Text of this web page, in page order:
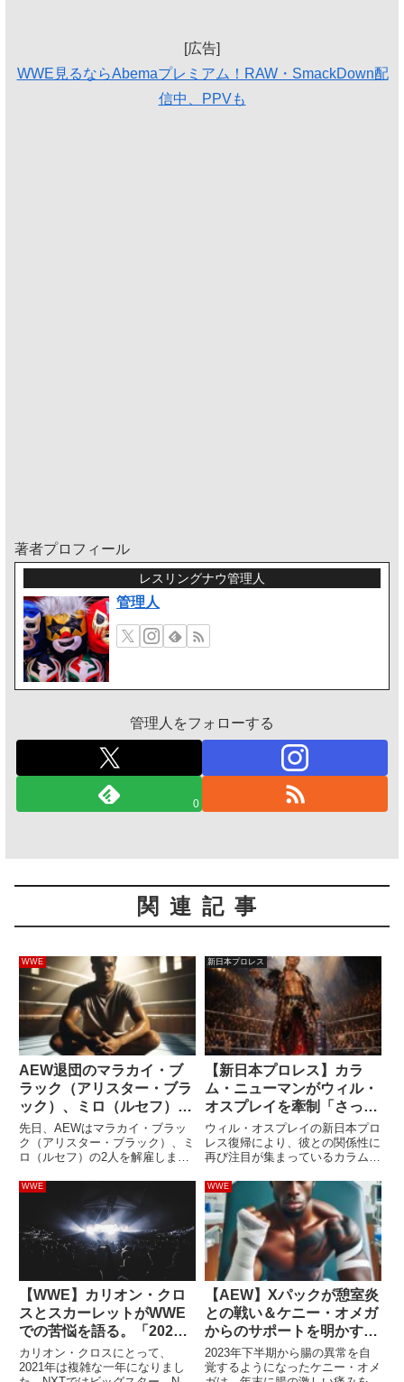
[広告]
WWE見るならAbemaプレミアム！RAW・SmackDown配
信中、PPVも
著者プロフィール
レスリングナウ管理人
管理人
管理人をフォローする
0
関連記事
WWE
AEW退団のマラカイ・ブ
ラック（アリスター・ブラ
ック）、ミロ（ルセフ）が
WWEへ移籍する可能性は
どの程度あるのか？
先日、AEWはマラカイ・ブラッ
ク（アリスター・ブラック）、ミ
ロ（ルセフ）の2人を解雇しまし
ス2人とも「WWEへ移籍するの
では？」と噂されています。レス
リング・オブザーバーのデイブ・
メルツァーは、2人ともWWEに...
新日本プロレス
【新日本プロレス】カラ
ム・ニューマンがウィル・
オスプレイを牽制「さっさ
と2度目の離脱でもすれば
いいだろ」
ウィル・オスプレイの新日本プロ
レス復帰により、彼との関係性に
再び注目が集まっているカラム・
AEW・Collisionでは、オスプレ
イと対峙しているDeath Ridersと
のセグメントが放送され、オスプ
レイの今後の...
WWE
【WWE】カリオン・クロ
スとスカーレットがWWE
での苦悩を語る。「2021
年にこれはダメだろう」
カリオン・クロスにとって、
2021年は複雑な一年になりまし
WWE
【AEW】Xパックが憩室炎
との戦い＆ケニー・オメガ
からのサポートを明かす。
「命の危機にあったが、彼
にいろいろ教えてもらっ
2023年下半期から腸の異常を自
覚するようになったケニー・オメ